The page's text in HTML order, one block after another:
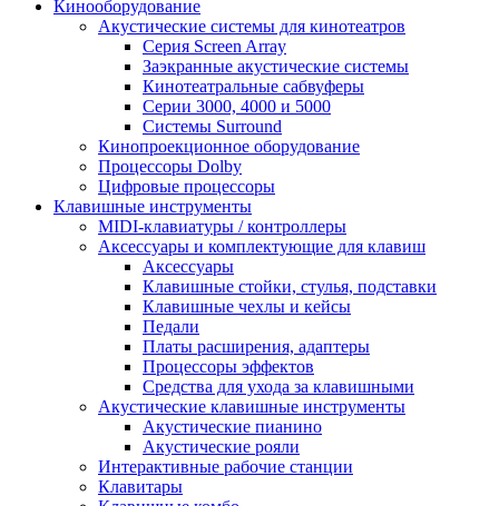
Кинооборудование
Акустические системы для кинотеатров
Cерия Screen Array
Заэкранные акустические системы
Кинотеатральные сабвуферы
Серии 3000, 4000 и 5000
Системы Surround
Кинопроекционное оборудование
Процессоры Dolby
Цифровые процессоры
Клавишные инструменты
MIDI-клавиатуры / контроллеры
Аксессуары и комплектующие для клавиш
Аксессуары
Клавишные стойки, стулья, подставки
Клавишные чехлы и кейсы
Педали
Платы расширения, адаптеры
Процессоры эффектов
Средства для ухода за клавишными
Акустические клавишные инструменты
Акустические пианино
Акустические рояли
Интерактивные рабочие станции
Клавитары